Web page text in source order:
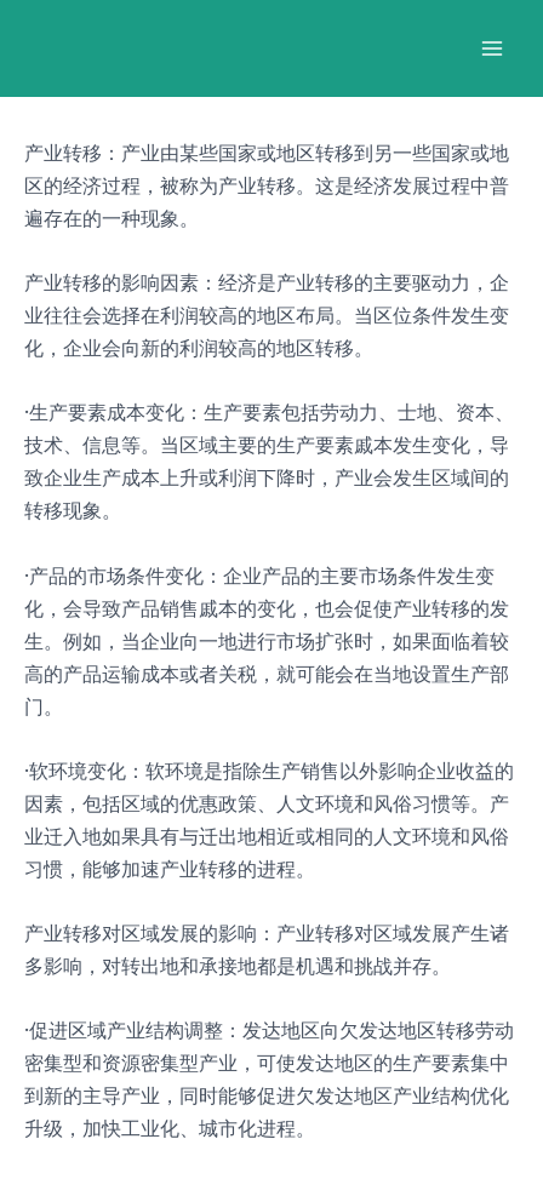
产业转移：产业由某些国家或地区转移到另一些国家或地
区的经济过程，被称为产业转移。这是经济发展过程中普
遍存在的一种现象。
产业转移的影响因素：经济是产业转移的主要驱动力，企
业往往会选择在利润较高的地区布局。当区位条件发生变
化，企业会向新的利润较高的地区转移。
·生产要素成本变化：生产要素包括劳动力、士地、资本、
技术、信息等。当区域主要的生产要素戚本发生变化，导
致企业生产成本上升或利润下降时，产业会发生区域间的
转移现象。
·产品的市场条件变化：企业产品的主要市场条件发生变
化，会导致产品销售戚本的变化，也会促使产业转移的发
生。例如，当企业向一地进行市场扩张时，如果面临着较
高的产品运输成本或者关税，就可能会在当地设置生产部
门。
·软环境变化：软环境是指除生产销售以外影响企业收益的
因素，包括区域的优惠政策、人文环境和风俗习惯等。产
业迁入地如果具有与迁出地相近或相同的人文环境和风俗
习惯，能够加速产业转移的进程。
产业转移对区域发展的影响：产业转移对区域发展产生诸
多影响，对转出地和承接地都是机遇和挑战并存。
·促进区域产业结构调整：发达地区向欠发达地区转移劳动
密集型和资源密集型产业，可使发达地区的生产要素集中
到新的主导产业，同时能够促进欠发达地区产业结构优化
升级，加快工业化、城市化进程。